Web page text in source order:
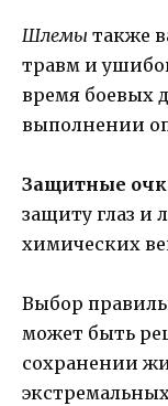
Шлемы также
травм и
время боевых
выполнении
Защитные
защиту глаз и
химических
Выбор
может быть
сохранении